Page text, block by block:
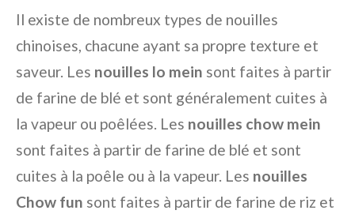
Il existe de nombreux types de nouilles
chinoises, chacune ayant sa propre texture et
saveur. Les nouilles lo mein sont faites à partir
de farine de blé et sont généralement cuites à
la vapeur ou poêlées. Les nouilles chow mein
sont faites à partir de farine de blé et sont
cuites à la poêle ou à la vapeur. Les nouilles
Chow fun sont faites à partir de farine de riz et